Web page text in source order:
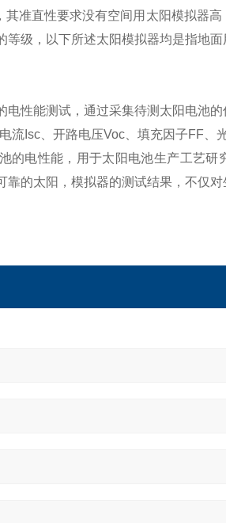
准直性要求没有空间用太阳模拟器
级，以下所述太阳模拟器均是指地面
性能测试，通过采集待测太阳电池
流Isc、开路电压Voc、填充因子FF、
的电性能，用于太阳电池生产工艺研
的太阳，模拟器的测试结果，不仅